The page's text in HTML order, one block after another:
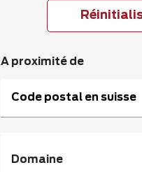
A proximité de
Code postal en suisse
Domaine